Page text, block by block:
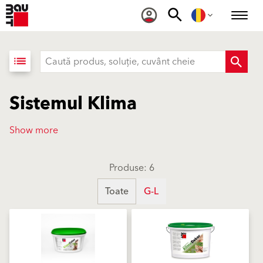
list
Sistemul Klima
Show more
Produse: 6
Toate
G-L